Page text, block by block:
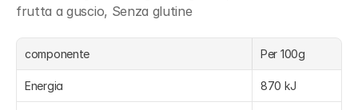
frutta a guscio, Senza glutine
componente Per 100g
Energia 870 kJ